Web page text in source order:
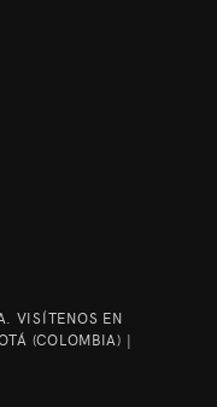
VISÍTENOS EN
(COLOMBIA) |